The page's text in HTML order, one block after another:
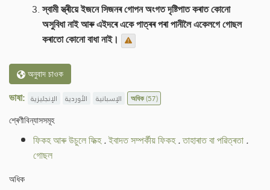
স্বামী স্ত্ৰীয়ে ইজনে সিজনৰ গোপন অংগত দৃষ্টিপাত কৰাত কোনো
অসুবিধা নাই আৰু এইদৰে একে পাত্ৰৰ পৰা পানীলৈ একেলগে গোছল
কৰাতো কোনো বাধা নাই।
অনুবাদ চাওক
ভাষা: الإنجليزية الأوردية الإسبانية অধিক(57)
শ্ৰেণীবিন্যাসসমূহ
ফিকহ আৰু উচুলে ফিক্হ.ইবাদত সম্পৰ্কীয় ফিকহ.তাহাৰাত বা পৱিত্ৰতা.
গোছল
অধিক